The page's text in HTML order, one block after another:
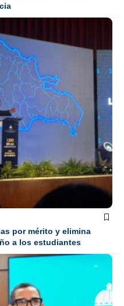
por mérito y elimina
a los estudiantes